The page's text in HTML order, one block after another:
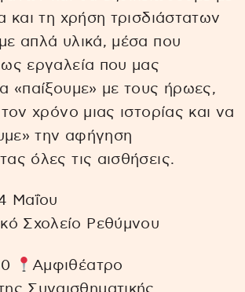
και τη χρήση τρισδιάστατων
απλά υλικά, μέσα που
εργαλεία που μας
«παίξουμε» με τους ήρωες,
χρόνο μιας ιστορίας και να
την αφήγηση
όλες τις αισθήσεις.
Μαΐου
Σχολείο Ρεθύμνου
Αμφιθέατρο